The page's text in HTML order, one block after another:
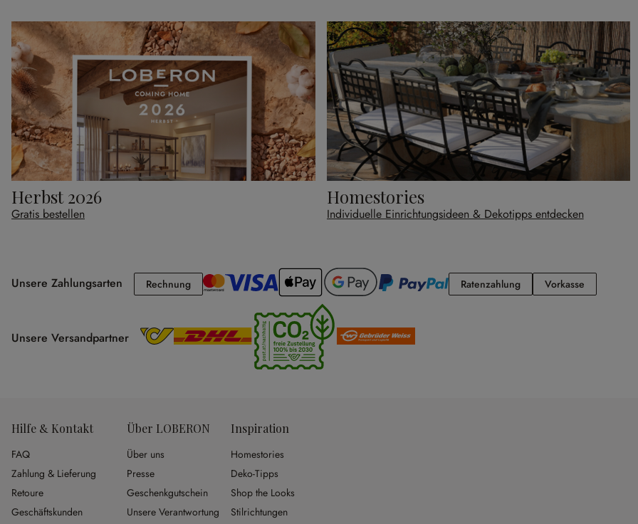
Herbst 2026
Gratis bestellen
Homestories
Individuelle Einrichtungsideen & Dekotipps entdecken
Unsere Zahlungsarten RechnungRechnung RatenzahlungRatenzahlung
VorkasseVorkasse
Unsere Versandpartner
Hilfe & Kontakt
FAQ
Zahlung & Lieferung
Retoure
Geschäftskunden
Über LOBERON
Über uns
Presse
Geschenkgutschein
Unsere Verantwortung
Inspiration
Homestories
Deko-Tipps
Shop the Looks
Stilrichtungen